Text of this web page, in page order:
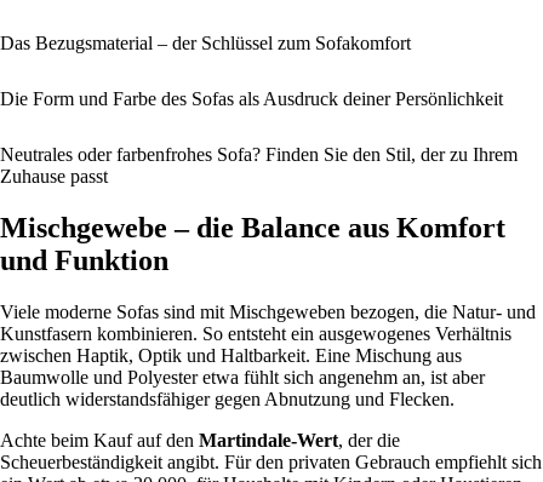
Das Bezugsmaterial – der Schlüssel zum Sofakomfort
Die Form und Farbe des Sofas als Ausdruck deiner Persönlichkeit
Neutrales oder farbenfrohes Sofa? Finden Sie den Stil, der zu Ihrem
Zuhause passt
Mischgewebe – die Balance aus Komfort
und Funktion
Viele moderne Sofas sind mit Mischgeweben bezogen, die Natur- und
Kunstfasern kombinieren. So entsteht ein ausgewogenes Verhältnis
zwischen Haptik, Optik und Haltbarkeit. Eine Mischung aus
Baumwolle und Polyester etwa fühlt sich angenehm an, ist aber
deutlich widerstandsfähiger gegen Abnutzung und Flecken.
Achte beim Kauf auf den Martindale-Wert, der die
Scheuerbeständigkeit angibt. Für den privaten Gebrauch empfiehlt sich